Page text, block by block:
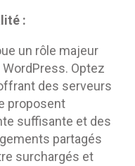
:
un rôle majeur
Optez
des serveurs
proposent
suffisante et des
partagés
surchargés et